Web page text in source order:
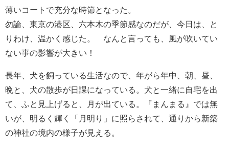
薄いコートで充分な時節となった。
勿論、東京の港区、六本木の季節感なのだが、今日は、と
りわけ、温かく感じた。 なんと言っても、風が吹いてい
ない事の影響が大きい！
長年、犬を飼っている生活なので、年がら年中、朝、昼、
晩と、犬の散歩が日課になっている。犬と一緒に自宅を出
て、ふと見上げると、月が出ている。『まんまる』では無
いが、明るく輝く「月明り」に照らされて、通りから新築
の神社の境内の様子が見える。